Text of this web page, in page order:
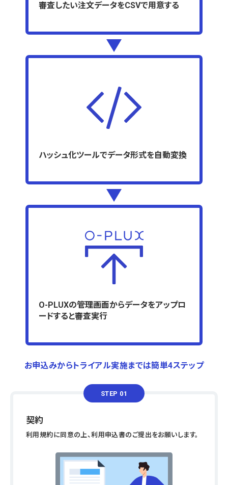
審査したい注文データをCSVで用意する
ハッシュ化ツールでデータ形式を自動変換
O-PLUXの管理画面からデータをアップロ
ードすると審査実行
お申込みからトライアル実施までは簡単4ステップ
STEP 01
契約
利用規約に同意の上、利用申込書のご提出をお願いします。